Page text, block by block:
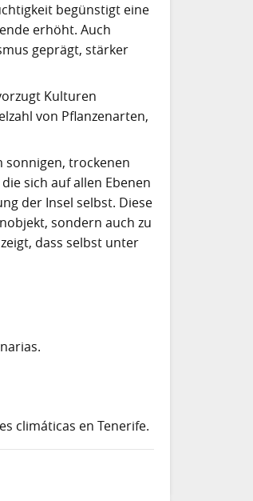
begünstigt eine
erhöht. Auch
geprägt, stärker
Kulturen
von Pflanzenarten,
sonnigen, trockenen
sich auf allen Ebenen
der Insel selbst. Diese
sondern auch zu
dass selbst unter
climáticas en Tenerife.